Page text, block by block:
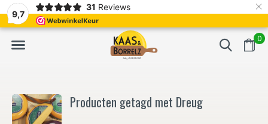
9,7
31 Reviews ×
0
Vers van het mes en gevacumeerd Vaak volgende
Producten getagd met Dreug